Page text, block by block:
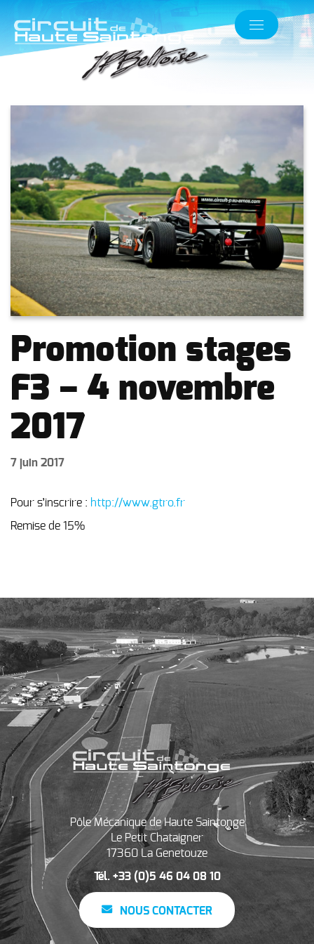
Promotion stages
F3 – 4 novembre
2017
7 juin 2017
Pour s’inscrire : http://www.gtro.fr
Remise de 15%
Pôle Mécanique de Haute Saintonge
Le Petit Chataigner
17360 La Genetouze
Tél. +33 (0)5 46 04 08 10
NOUS CONTACTER